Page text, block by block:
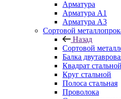
Арматура
Арматура A1
Арматура А3
Сортовой
Назад
Сортовой
Балка
Квадрат стальной
Круг стальной
Полоса стальная
Проволока